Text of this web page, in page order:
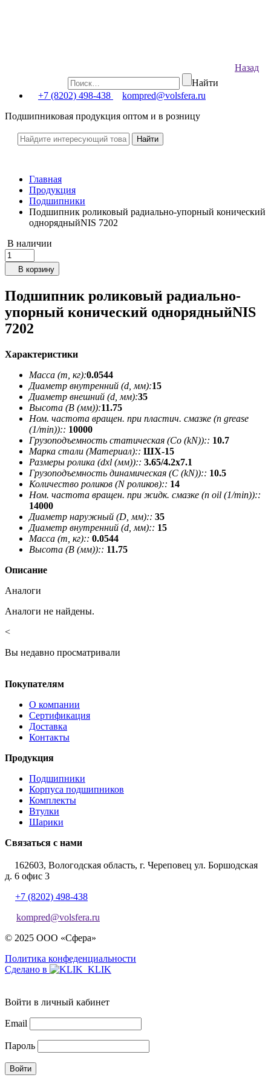
Назад
Найти
+7 (8202) 498-438
kompred@volsfera.ru
Подшипниковая продукция оптом и в розницу
Главная
Продукция
Подшипники
Подшипник роликовый радиально-упорный конический
однорядныйNIS 7202
В наличии
В корзину
Подшипник роликовый радиально-
упорный конический однорядныйNIS
7202
Характеристики
Масса (m, кг):0.0544
Диаметр внутренний (d, мм):15
Диаметр внешний (d, мм):35
Высота (В (мм)):11.75
Ном. частота вращен. при пластич. смазке (n grease
(1/min)):: 10000
Грузоподъемность статическая (Co (kN)):: 10.7
Марка стали (Материал):: ШХ-15
Размеры ролика (dxl (мм)):: 3.65/4.2х7.1
Грузоподъемность динамическая (C (kN)):: 10.5
Количество роликов (N роликов):: 14
Ном. частота вращен. при жидк. смазке (n oil (1/min))::
14000
Диаметр наружный (D, мм):: 35
Диаметр внутренний (d, мм):: 15
Масса (m, кг):: 0.0544
Высота (В (мм)):: 11.75
Описание
Аналоги
Аналоги не найдены.
<
Вы недавно просматривали
Покупателям
О компании
Сертификация
Доставка
Контакты
Продукция
Подшипники
Корпуса подшипников
Комплекты
Втулки
Шарики
Связаться с нами
162603, Вологодская область, г. Череповец ул. Боршодская
д. 6 офис 3
+7 (8202) 498-438
kompred@volsfera.ru
© 2025 ООО «Сфера»
Политика конфеденциальности
Сделано в
Войти в личный кабинет
Email
Пароль